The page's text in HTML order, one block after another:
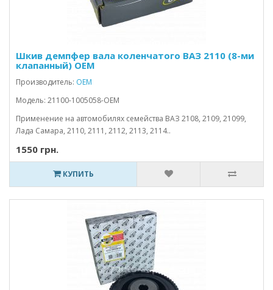
Шкив демпфер вала коленчатого ВАЗ 2110 (8-ми
клапанный) OEM
Производитель: OEM
Модель: 21100-1005058-OEM
Применение на автомобилях семейства ВАЗ 2108, 2109, 21099,
Лада Самара, 2110, 2111, 2112, 2113, 2114..
1550 грн.
КУПИТЬ